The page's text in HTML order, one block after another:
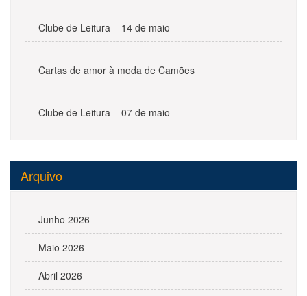
Clube de Leitura – 14 de maio
Cartas de amor à moda de Camões
Clube de Leitura – 07 de maio
Arquivo
Junho 2026
Maio 2026
Abril 2026